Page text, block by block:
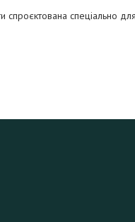
спроєктована спеціально для